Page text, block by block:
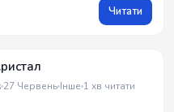
Читати
27 Червень Інше 1 хв читати